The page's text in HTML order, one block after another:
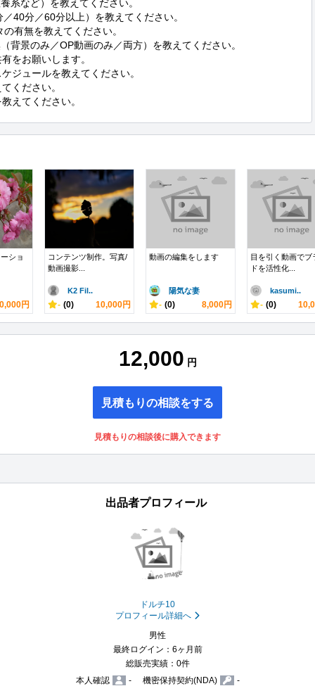
教えてください。
ショ
円
コンテンツ制作。写真/
動画撮影...
K2 Fil..
- (0) 10,000円
動画の編集をします
陽気な妻
- (0) 8,000円
目を引く動画でブ
ドを活性化...
kasumi..
- (0)
12,000 円
見積もりの相談をする
見積もりの相談後に購入できます
出品者プロフィール
ドルチ10
プロフィール詳細へ
男性
最終ログイン：6ヶ月前
総販売実績：0件
本人確認
- 機密保持契約(NDA) -